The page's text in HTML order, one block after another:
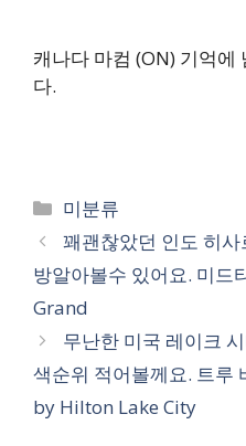
캐나다 마컴 (ON) 기억에
다.
카
테
고
리
미분류
꽤괜찮았던 인도 히
방알아볼수 있어요. 미
Grand
무난한 미국 레이크
색순위 적어볼께요. 트루
by Hilton Lake City